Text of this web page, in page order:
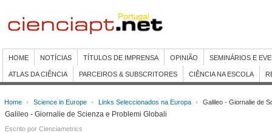
HOME NOTÍCIAS TÍTULOS DE IMPRENSA OPINIÃO SEMINÁRIOS E
ATLAS DA CIÊNCIA PARCEIROS & SUBSCRITORES CIÊNCIA NA ESCOLA
Home Science in Europe Links Seleccionados na Europa Galileo - Giornalie de
Galileo - Giornalie de Scienza e Problemi Globali
Escrito por Cienciametrics